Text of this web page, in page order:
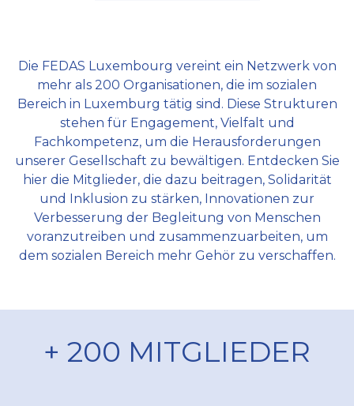
Die FEDAS Luxembourg vereint ein Netzwerk von
mehr als 200 Organisationen, die im sozialen
Bereich in Luxemburg tätig sind. Diese Strukturen
stehen für Engagement, Vielfalt und
Fachkompetenz, um die Herausforderungen
unserer Gesellschaft zu bewältigen. Entdecken Sie
hier die Mitglieder, die dazu beitragen, Solidarität
und Inklusion zu stärken, Innovationen zur
Verbesserung der Begleitung von Menschen
voranzutreiben und zusammenzuarbeiten, um
dem sozialen Bereich mehr Gehör zu verschaffen.
+ 200 MITGLIEDER